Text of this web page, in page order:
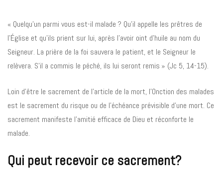
« Quelqu’un parmi vous est-il malade ? Qu’il appelle les prêtres de
l’Église et qu’ils prient sur lui, après l’avoir oint d’huile au nom du
Seigneur. La prière de la foi sauvera le patient, et le Seigneur le
relèvera. S’il a commis le péché, ils lui seront remis » (Jc 5, 14-15).
Loin d’être le sacrement de l’article de la mort, l’Onction des malades
est le sacrement du risque ou de l’échéance prévisible d’une mort. Ce
sacrement manifeste l’amitié efficace de Dieu et réconforte le
malade.
Qui peut recevoir ce sacrement?